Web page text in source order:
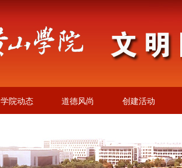
学院动态 道德风尚 创建活动